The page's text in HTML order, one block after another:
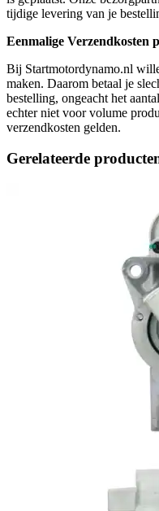
tijdige levering van je
Eenmalige Verzendkosten
Bij Startmotordynamo.nl
maken. Daarom betaal je
bestelling, ongeacht het
echter niet voor volume
verzendkosten gelden.
Gerelateerde